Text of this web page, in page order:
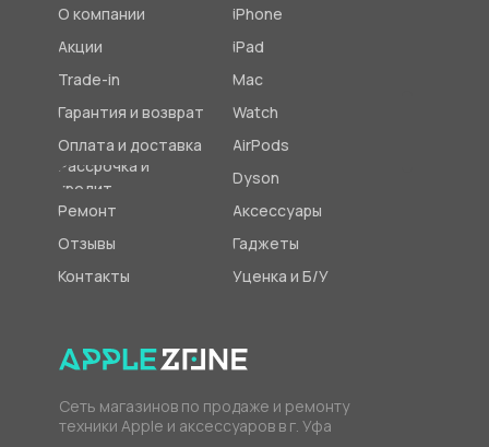
О компании
Акции
Trade-in
Сеть магазинов по продаже и ремонту
техники Apple и аксессуаров в г. Уфа
Гарантия и возврат
Оплата и доставка
Рассрочка и
кредит
Ремонт
Отзывы
Контакты
iPhone
iPad
Mac
Watch
AirPods
Аксессуары
Гаджеты
Уценка и Б/У
Dyson